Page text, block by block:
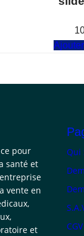
pour
santé et
vente en
et
Qui
CGV